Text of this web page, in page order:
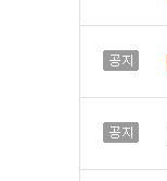
공지
공지